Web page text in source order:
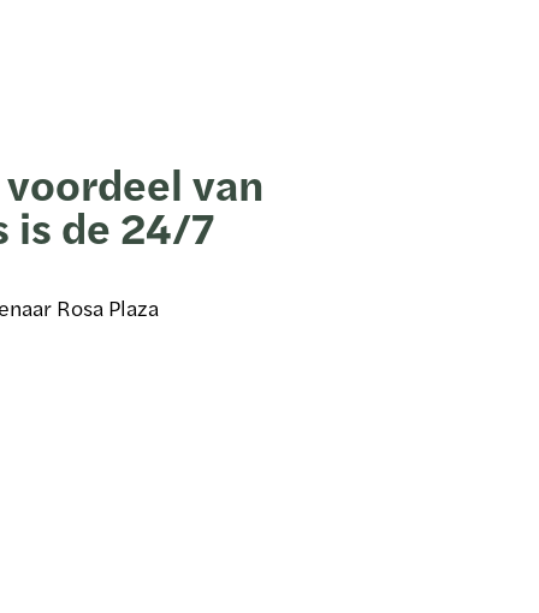
van
is de 24/7
Rosa Plaza